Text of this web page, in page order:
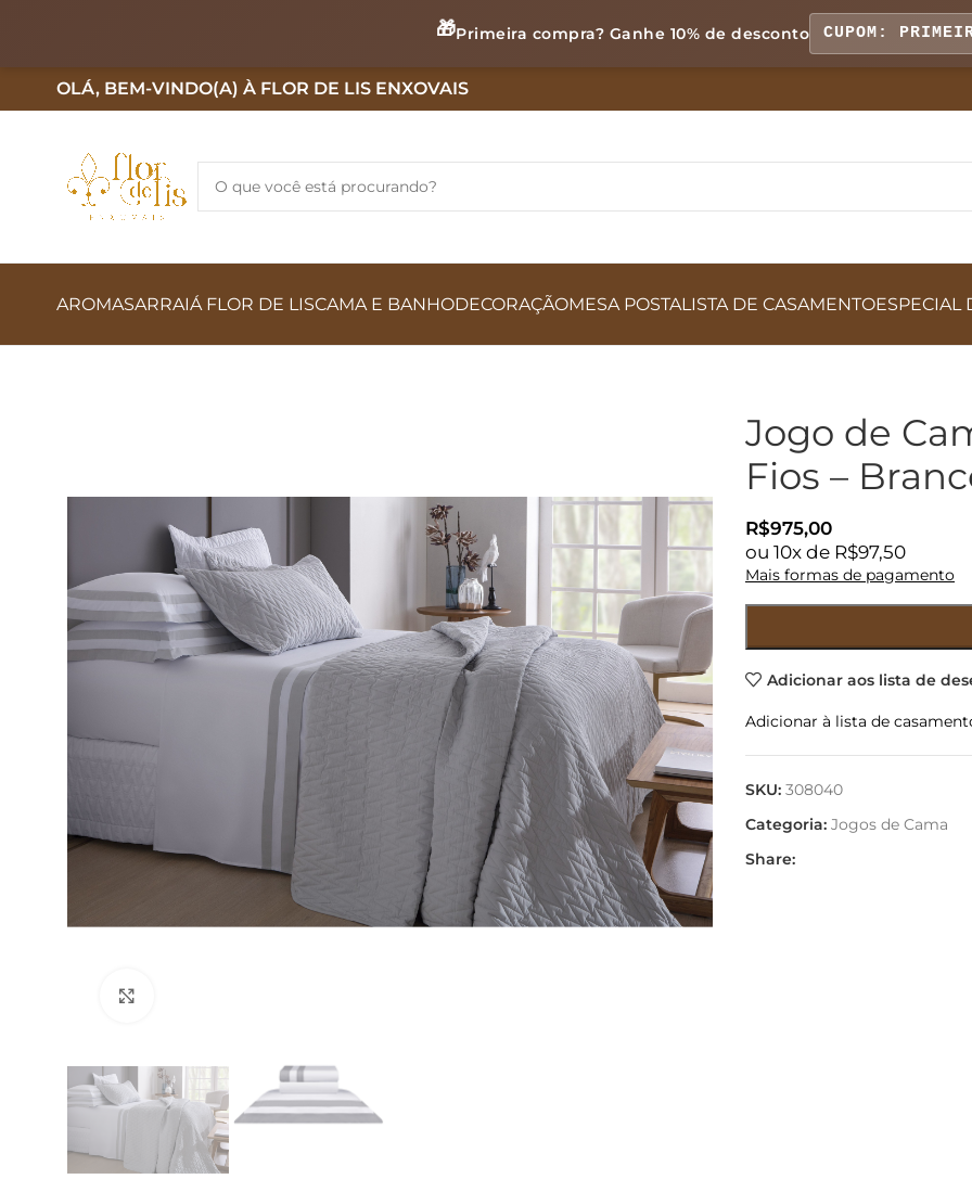
🎁Primeira compra? Ganhe 10% de desconto CUPOM:
OLÁ, BEM-VINDO(A) À FLOR DE LIS ENXOVAIS
AROMASARRAIÁ FLOR DE LISCAMA E BANHODECORAÇÃOMESA POSTALISTA DE CASAMENTOESPECIAL
Jogo de
Fios –
R$975,00
ou 10x de R$97,50
Mais formas de pagamento
Adicionar aos lista de
Adicionar à lista de
SKU: 308040
Categoria: Jogos de Cama
Share: